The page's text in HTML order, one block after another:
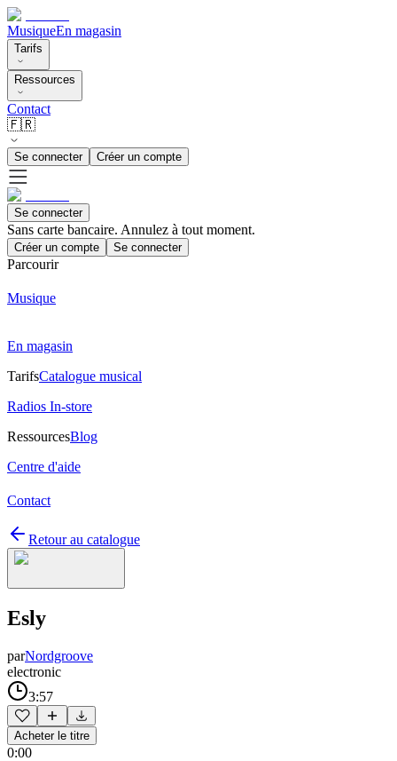
MusiqueEn magasin
Tarifs
Ressources
Contact
🇫🇷
Se connecter Créer un compte
Se connecter
Sans carte bancaire. Annulez à tout moment.
Créer un compte Se connecter
Parcourir
Musique
En magasin
TarifsCatalogue musical
Radios In-store
RessourcesBlog
Centre d'aide
Contact
Retour au catalogue
Esly
parNordgroove
electronic
3:57
Acheter le titre
0:00